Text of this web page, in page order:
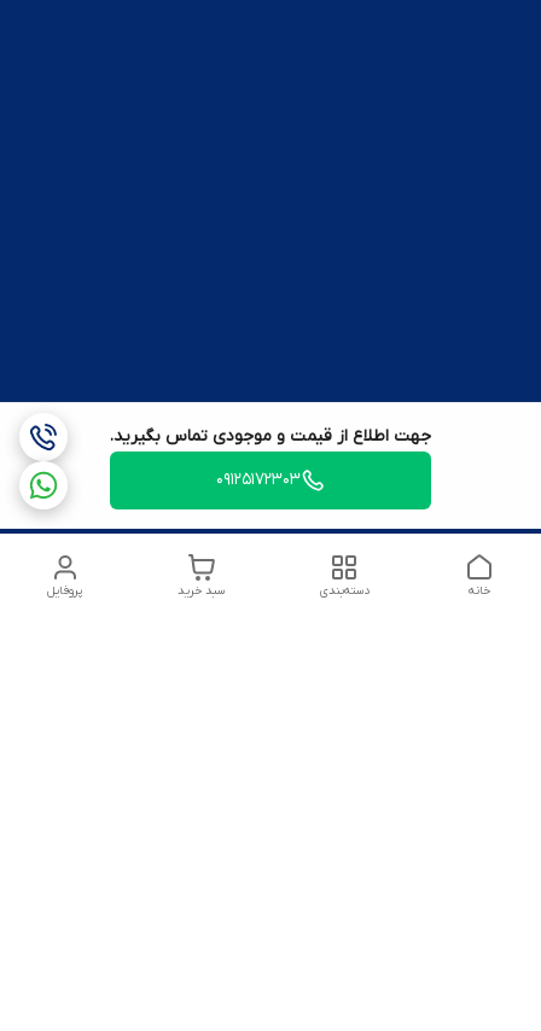
جهت اطلاع از قیمت و موجودی تماس بگیرید.
09125172303
پروفایل سبد خرید دسته‌بندی خانه